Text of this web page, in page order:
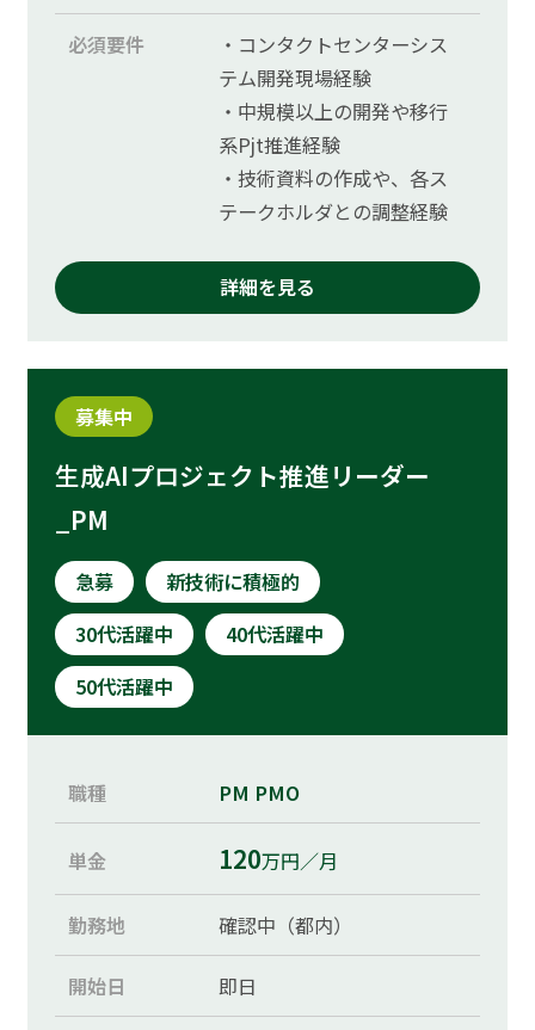
必須要件
・コンタクトセンターシス
テム開発現場経験
・中規模以上の開発や移行
系Pjt推進経験
・技術資料の作成や、各ス
テークホルダとの調整経験
詳細を見る
募集中
生成AIプロジェクト推進リーダー
_PM
急募
新技術に積極的
30代活躍中
40代活躍中
50代活躍中
職種 PM PMO
単金 120万円／月
勤務地 確認中（都内）
開始日 即日